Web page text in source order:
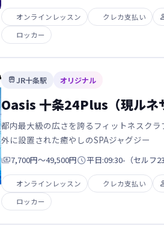
オンラインレッスン クレカ支払い
ロッカー
JR十条駅 オリジナル
Oasis 十条24Plus（現ルネ
都内最大級の広さを誇るフィットネスク
外に設置された癒やしのSPAジャグジー
7,700円〜49,500円平日:09:30-（セルフ
オンラインレッスン クレカ支払い
ロッカー